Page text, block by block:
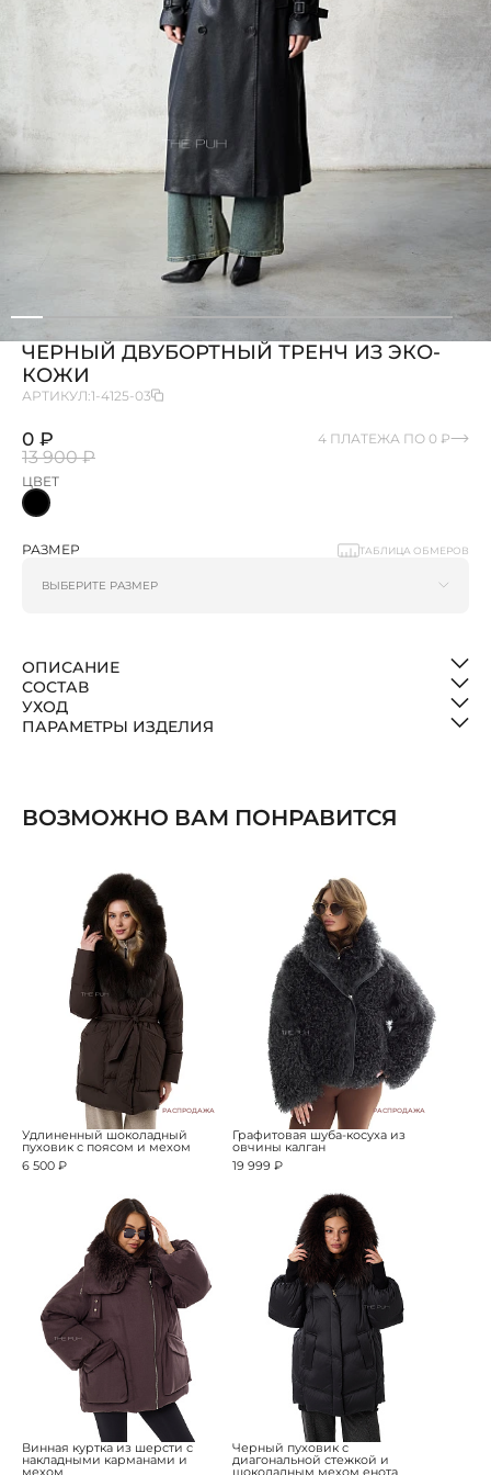
ЧЕРНЫЙ ДВУБОРТНЫЙ ТРЕНЧ ИЗ ЭКО-
КОЖИ
АРТИКУЛ:1-4125-03
0 ₽
13 900 ₽
4 ПЛАТЕЖА ПО 0 ₽
ЦВЕТ
РАЗМЕР ТАБЛИЦА ОБМЕРОВ
ОПИСАНИЕ
СОСТАВ
УХОД
ПАРАМЕТРЫ ИЗДЕЛИЯ
ВОЗМОЖНО ВАМ ПОНРАВИТСЯ
РАСПРОДАЖА
Удлиненный шоколадный
пуховик с поясом и мехом
6 500 ₽
РАСПРОДАЖА
Графитовая шуба-косуха из
овчины калган
19 999 ₽
Винная куртка из шерсти с
накладными карманами и
мехом
Черный пуховик с
диагональной стежкой и
шоколадным мехом енота